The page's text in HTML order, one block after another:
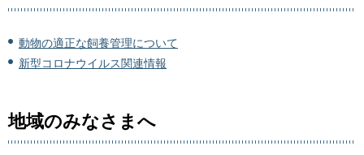
動物の適正な飼養管理について
新型コロナウイルス関連情報
地域のみなさまへ